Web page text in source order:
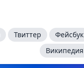
Твиттер
Фейсбук
Википедия